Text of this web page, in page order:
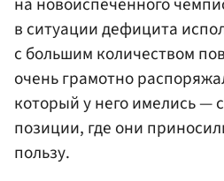
в ситуации дефицита
с большим количеством
очень грамотно
который у него имелись —
позиции, где они
пользу.